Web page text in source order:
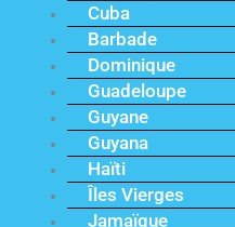
Cuba
Barbade
Dominique
Guadeloupe
Guyane
Guyana
Haïti
Îles Vierges
Jamaïque